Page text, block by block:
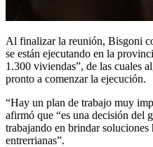
Al finalizar la reunión, Bisgoni
se están ejecutando en la
1.300 viviendas”, de las cuales
pronto a comenzar la ejecución.
“Hay un plan de trabajo muy
afirmó que “es una decisión del
trabajando en brindar
entrerrianas”.